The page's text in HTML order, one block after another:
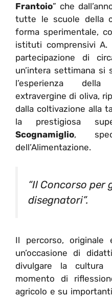
Frantoio” che
tutte le scuole della
forma sperimentale,
istituti comprensivi
partecipazione di
un’intera settimana si
l’esperienza
extravergine di oliva,
dalla coltivazione alla
la prestigiosa
Scognamiglio,
dell’Alimentazione.
“Il Concorso per
disegnatori”.
Il percorso, originale
un’occasione di
divulgare la cultura
momento di
agricolo e su